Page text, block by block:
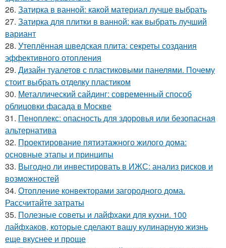
26. Затирка в ванной: какой материал лучше выбрать
27. Затирка для плитки в ванной: как выбрать лучший
вариант
28. Утеплённая шведская плита: секреты создания
эффективного отопления
29. Дизайн туалетов с пластиковыми панелями. Почему
стоит выбрать отделку пластиком
30. Металлический сайдинг: современный способ
облицовки фасада в Москве
31. Пеноплекс: опасность для здоровья или безопасная
альтернатива
32. Проектирование пятиэтажного жилого дома:
основные этапы и принципы
33. Выгодно ли инвестировать в ИЖС: анализ рисков и
возможностей
34. Отопление конвекторами загородного дома.
Рассчитайте затраты
35. Полезные советы и лайфхаки для кухни. 100
лайфхаков, которые сделают вашу кулинарную жизнь
еще вкуснее и проще